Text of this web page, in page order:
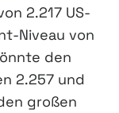
2.217 US-
Niveau von
den
2.257 und
großen